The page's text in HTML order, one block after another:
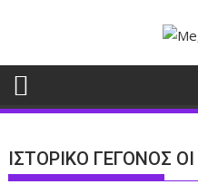
ΙΣΤΟΡΙΚΟ ΓΕΓΟΝΟΣ